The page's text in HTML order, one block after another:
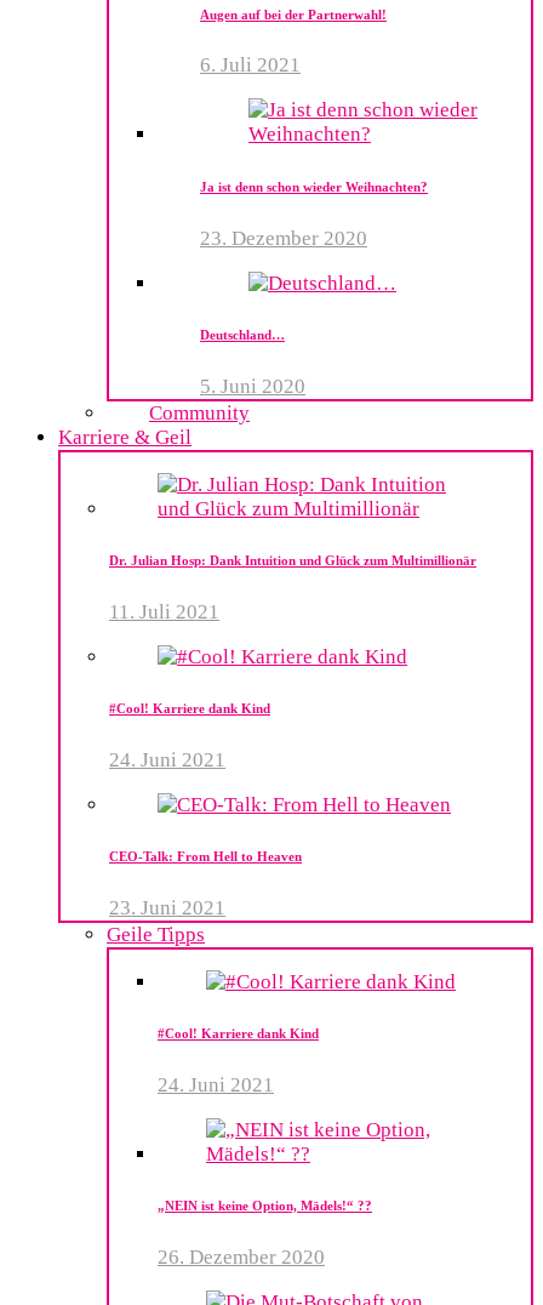
Augen auf bei der Partnerwahl!
6. Juli 2021
Ja ist denn schon wieder Weihnachten?
23. Dezember 2020
Deutschland…
5. Juni 2020
Community
Karriere & Geil
Dr. Julian Hosp: Dank Intuition und Glück zum Multimillionär
11. Juli 2021
#Cool! Karriere dank Kind
24. Juni 2021
CEO-Talk: From Hell to Heaven
23. Juni 2021
Geile Tipps
#Cool! Karriere dank Kind
24. Juni 2021
„NEIN ist keine Option, Mädels!“ ??
26. Dezember 2020